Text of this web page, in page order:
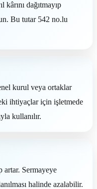
dağıtmayıp
Bu tutar 542 no.lu
kurul veya ortaklar
ihtiyaçlar için işletmede
kullanılır.
artar. Sermayeye
halinde azalabilir.